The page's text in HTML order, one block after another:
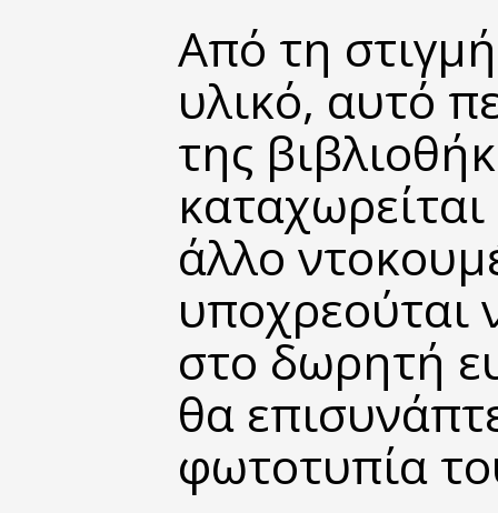
Από τη
υλικό, αυτό
της
άλλο
υποχρεούται
στο δωρητή
θα
φωτοτυπία